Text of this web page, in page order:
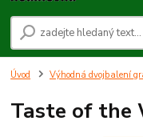
Úvod Výhodná dvojbalení
Taste of the